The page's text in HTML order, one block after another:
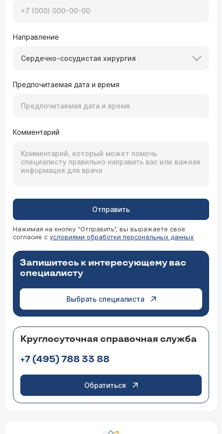
Направление
Сердечно-сосудистая хирургия
Предпочитаемая дата и время
Комментарий
Отправить
Нажимая на кнопку “Отправить”, вы выражаете свое
согласие с условиями обработки персональных данных
Запишитесь к интересующему вас
специалисту
Выбрать специалиста
Круглосуточная справочная служба
+7 (495) 788 33 88
Обратиться